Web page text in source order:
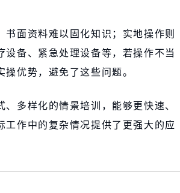
面资料难以固化知识；实地操作则
备、紧急处理设备等，若操作不当
优势，避免了这些问题。
多样化的情景培训，能够更快速、
作中的复杂情况提供了更强大的应